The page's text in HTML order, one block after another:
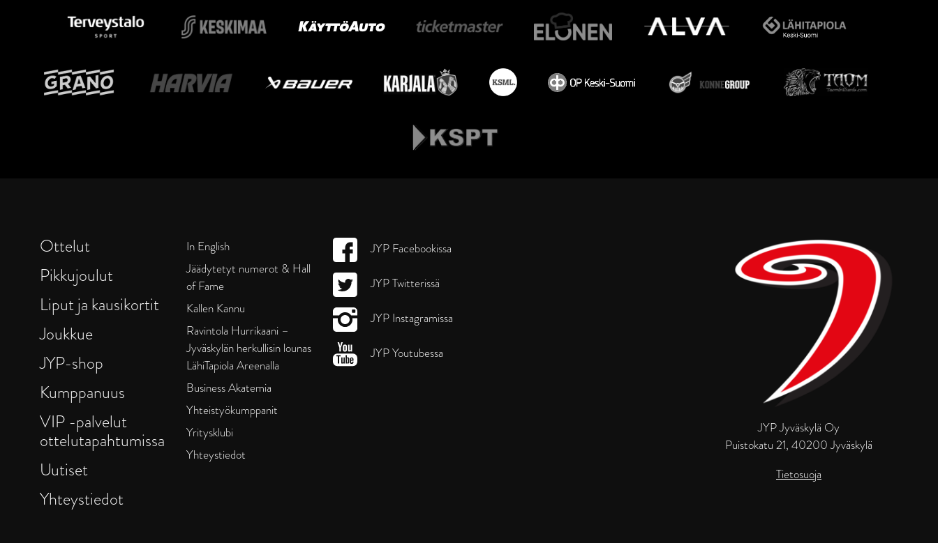
JYP Jyväskylä Oy
Puistokatu 21, 40200 Jyväskylä
Tietosuoja
Ottelut
Pikkujoulut
Liput ja kausikortit
Joukkue
JYP-shop
Kumppanuus
VIP -palvelut
ottelutapahtumissa
Uutiset
Yhteystiedot
In English
Jäädytetyt numerot & Hall
of Fame
Kallen Kannu
Ravintola Hurrikaani –
Jyväskylän herkullisin lounas
LähiTapiola Areenalla
Business Akatemia
Yhteistyökumppanit
Yritysklubi
Yhteystiedot
JYP Facebookissa
JYP Twitterissä
JYP Instagramissa
JYP Youtubessa